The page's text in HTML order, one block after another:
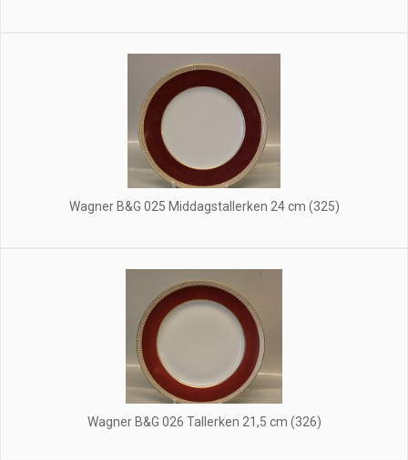
Wagner B&G 025 Middagstallerken 24 cm (325)
Wagner B&G 026 Tallerken 21,5 cm (326)